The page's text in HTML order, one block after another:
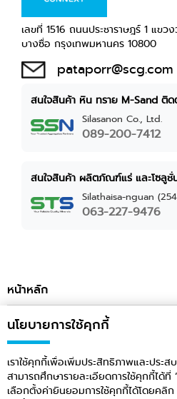
เลขที่ 1516 ถนนประชาราษฎร์ 1 แขว
บางซื่อ กรุงเทพมหานคร 10800
pataporr@scg.com
สนใจสินค้า หิน ทราย M-Sand ติ
Silasanon Co., Ltd.
089-200-7412
สนใจสินค้า ผลิตภัณฑ์แร่ และโซลู
Silathaisa-nguan
063-227-9476
หน้าหลัก
ข่าวสารและกิจกรรม
เกี่ยวกับ
ติดต่อ
นโยบายการใช้คุกกี้
เราใช้คุกกี้เพื่อเพิ่มประสิทธิภาพและประส
สามารถศึกษารายละเอียดการใช้คุกกี้ได้ที่
เลือกตั้งค่ายินยอมการใช้คุกกี้ได้โดยคลิก